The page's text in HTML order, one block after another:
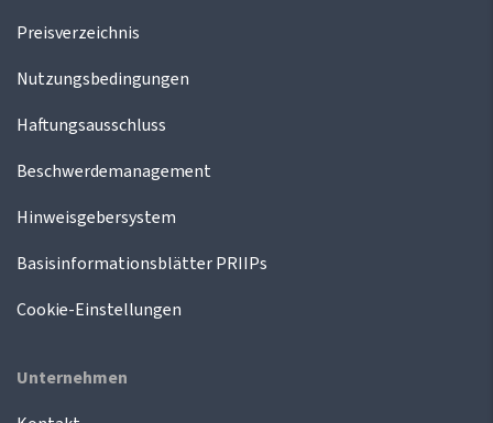
Preisverzeichnis
Nutzungsbedingungen
Haftungsausschluss
Beschwerdemanagement
Hinweisgebersystem
Basisinformationsblätter PRIIPs
Cookie-Einstellungen
Unternehmen